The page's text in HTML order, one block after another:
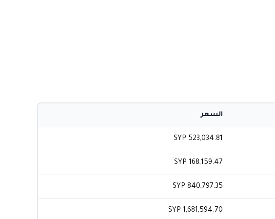
السعر
SYP 523,034.81
SYP 168,159.47
SYP 840,797.35
SYP 1,681,594.70